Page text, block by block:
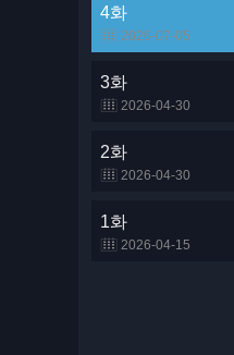
4화
2026-07-05
3화
2026-04-30
2화
2026-04-30
1화
2026-04-15